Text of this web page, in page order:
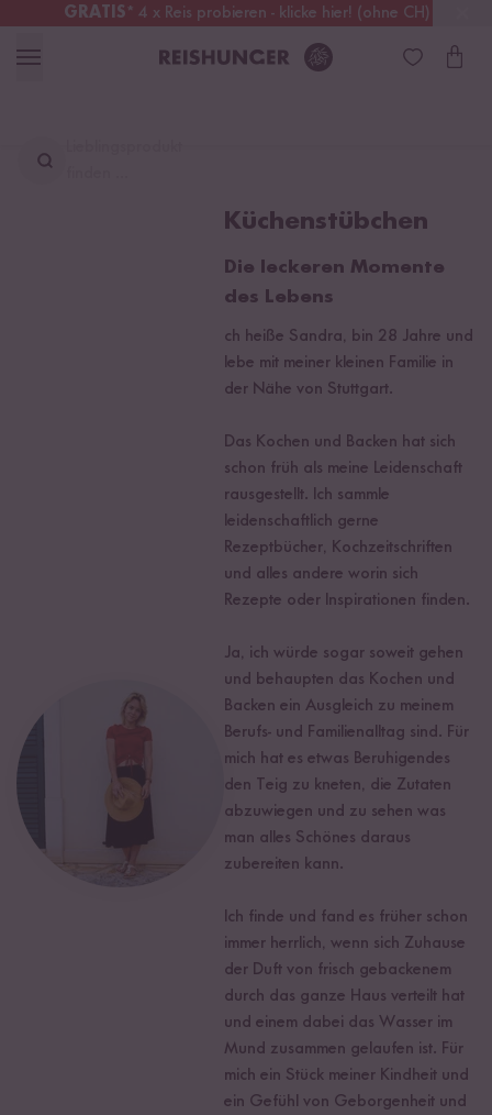
GRATIS* 4 x Reis probieren - klicke hier! (ohne CH)
Schweiz Alle Zölle & Steuern inklusive
Küchenstübchen
Die leckeren Momente
des Lebens
ch heiße Sandra, bin 28 Jahre und
lebe mit meiner kleinen Familie in
der Nähe von Stuttgart.
Das Kochen und Backen hat sich
schon früh als meine Leidenschaft
rausgestellt. Ich sammle
leidenschaftlich gerne
Rezeptbücher, Kochzeitschriften
und alles andere worin sich
Rezepte oder Inspirationen finden.
Ja, ich würde sogar soweit gehen
und behaupten das Kochen und
Backen ein Ausgleich zu meinem
Berufs- und Familienalltag sind. Für
mich hat es etwas Beruhigendes
den Teig zu kneten, die Zutaten
abzuwiegen und zu sehen was
man alles Schönes daraus
zubereiten kann.
Ich finde und fand es früher schon
immer herrlich, wenn sich Zuhause
der Duft von frisch gebackenem
durch das ganze Haus verteilt hat
und einem dabei das Wasser im
Mund zusammen gelaufen ist. Für
mich ein Stück meiner Kindheit und
ein Gefühl von Geborgenheit und